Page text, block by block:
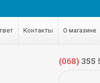
Контакты О магазине
(068)355